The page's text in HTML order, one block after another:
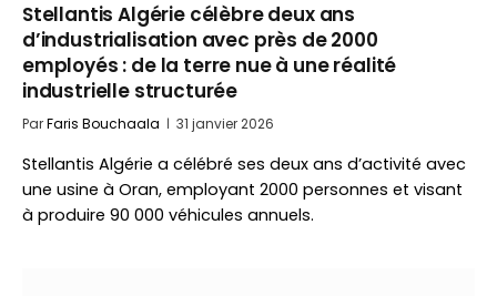
Stellantis Algérie célèbre deux ans
d’industrialisation avec près de 2000
employés : de la terre nue à une réalité
industrielle structurée
ParFaris Bouchaala 31 janvier 2026
Stellantis Algérie a célébré ses deux ans d’activité avec
une usine à Oran, employant 2000 personnes et visant
à produire 90 000 véhicules annuels.